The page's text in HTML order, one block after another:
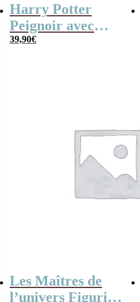
Harry Potter
Peignoir avec
capuche – Logo
39,90€
Les Maîtres de
l’univers Figurine